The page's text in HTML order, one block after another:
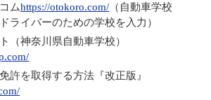
ムhttps://otokoro.com/ （自動車学校
ライバーのための学校を入力）
（神奈川県自動車学校）
許を取得する方法『改正版』